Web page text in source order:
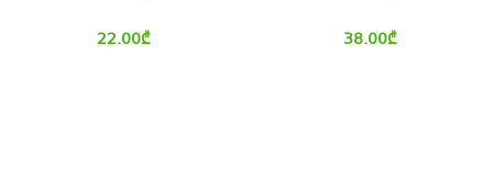
22.00₾ 38.00₾